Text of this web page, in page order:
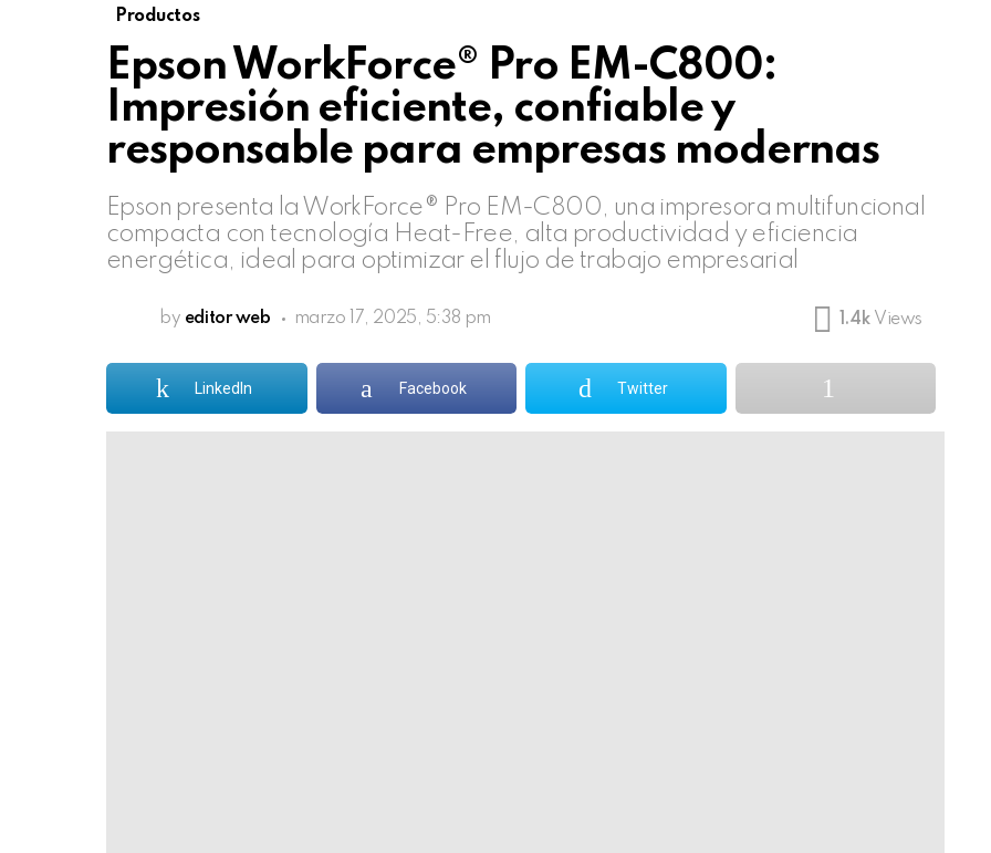
Productos
Epson WorkForce® Pro EM-C800:
Impresión eficiente, confiable y
responsable para empresas modernas
Epson presenta la WorkForce® Pro EM-C800, una impresora multifuncional
compacta con tecnología Heat-Free, alta productividad y eficiencia
energética, ideal para optimizar el flujo de trabajo empresarial
by editor web marzo 17, 2025, 5:38 pm 1.4k Views
LinkedIn Facebook Twitter